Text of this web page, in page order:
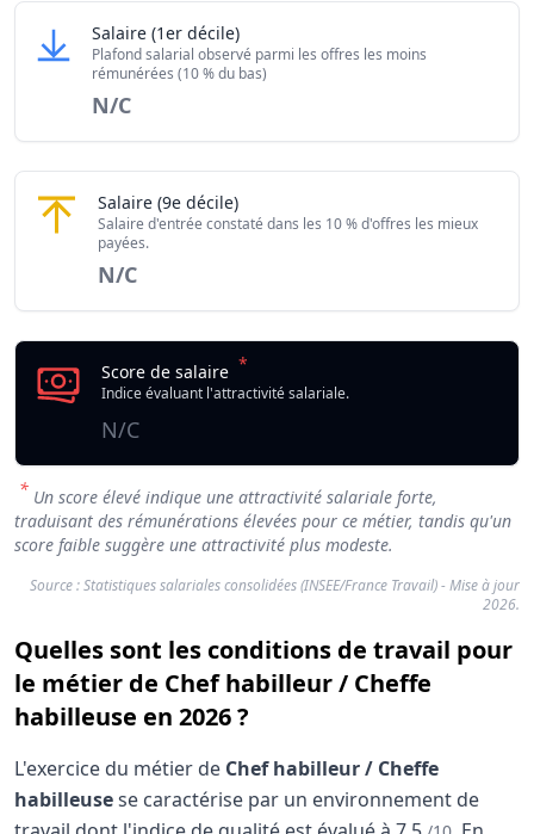
Grille salariale Chef habilleur / Cheffe habilleuse
Niveau de salaire (Déciles)
Salaire minimum (10% les moins rémunérés)
Salaire maximum (10% les mieux rémunérés)
Salaire Chef habilleur / Cheffe habilleuse
(1er décile)
Plafond salarial observé parmi les offres les moins
rémunérées (10 % du bas)
N/C
Salaire Chef habilleur / Cheffe habilleuse
(9e décile)
Salaire d'entrée constaté dans les 10 % d'offres les mieux
payées.
N/C
Score de salaire *
Indice évaluant l'attractivité salariale.
N/C
* Un score élevé indique une attractivité salariale forte,
traduisant des rémunérations élevées pour ce métier, tandis qu'un
score faible suggère une attractivité plus modeste.
Source : Statistiques salariales consolidées (INSEE/France Travail) - Mise à jour
2026.
Quelles sont les conditions de travail pour
le métier de Chef habilleur / Cheffe
habilleuse en 2026 ?
L'exercice du métier de Chef habilleur / Cheffe
habilleusese caractérise par un environnement de